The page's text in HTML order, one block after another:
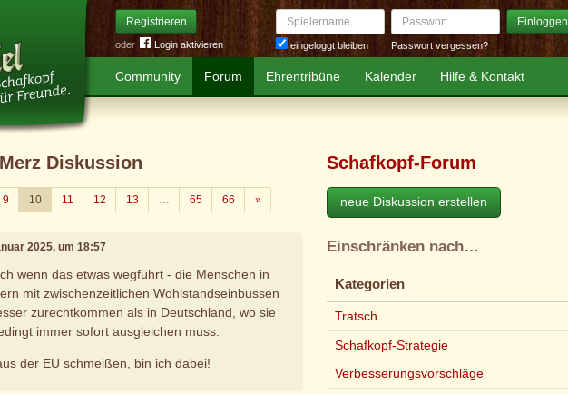
Registrieren
oder Login aktivieren
Spielername
eingeloggt bleiben
Passwort Einloggen
Passwort vergessen?
Community Forum Ehrentribüne Kalender Hilfe & Kontakt
Diskussion
9 10 11 12 13 … 65 66 »Weiter
2025, um 18:57
wenn das etwas wegführt - die Menschen in
mit zwischenzeitlichen Wohlstandseinbussen
zurechtkommen als in Deutschland, wo sie
immer sofort ausgleichen muss.
der EU schmeißen, bin ich dabei!
Schafkopf-Forum
neue Diskussion erstellen
Einschränken nach…
Kategorien
Tratsch
Schafkopf-Strategie
Verbesserungsvorschläge